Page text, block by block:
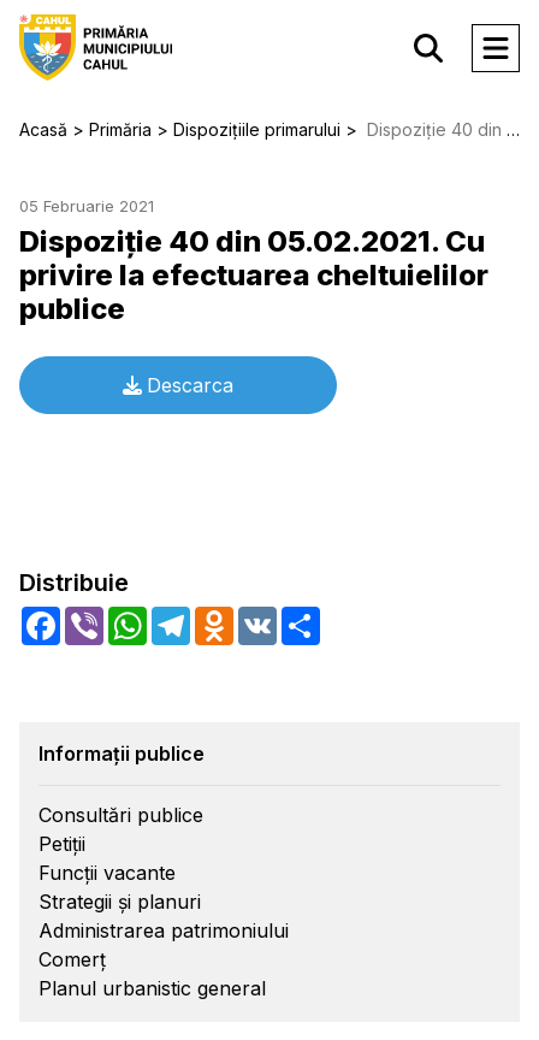
Acasă Primăria Dispozițiile primarului Dispoziție 40 din 05.02.2021. Cu privire la efectuarea cheltuielilor publice
05 Februarie 2021
Dispoziție 40 din 05.02.2021. Cu
privire la efectuarea cheltuielilor
publice
Descarca
Distribuie
Facebook
Viber WhatsApp
TelegramOdnoklassniki
VK
Informații publice
Consultări publice
Petiții
Funcții vacante
Strategii și planuri
Administrarea patrimoniului
Comerț
Planul urbanistic general